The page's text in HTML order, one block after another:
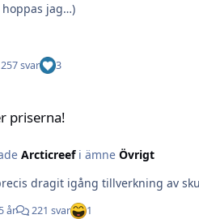
jag…)
257 svar 3
priserna!
Arcticreefi ämne Övrigt
dragit igång tillverkning av
5 år 221 svar 1